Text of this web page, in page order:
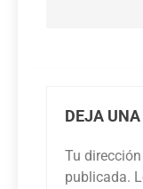
DEJA
Tu
publicada.